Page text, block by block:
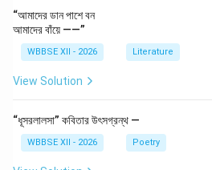
“আমাদের ডান পাশে বন
আমাদের বাঁয়ে ——”
WBBSE XII - 2026 Literature
View Solution
“ধূসরলালসা” কবিতার উৎসগ্রন্থ —
WBBSE XII - 2026 Poetry